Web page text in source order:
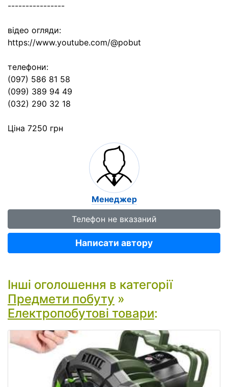
----------------
відео огляди:
https://www.youtube.com/@pobut
телефони:
(097) 586 81 58
(099) 389 94 49
(032) 290 32 18
Ціна 7250 грн
Менеджер
Телефон не вказаний
Написати автору
Інші оголошення в категорії
Предмети побуту »
Електропобутові товари: